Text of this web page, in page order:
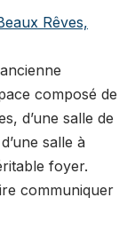
composé de
d’une salle de
salle à
foyer.
communiquer